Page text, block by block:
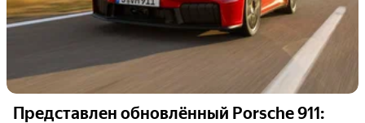
Представлен обновлённый Porsche 911: